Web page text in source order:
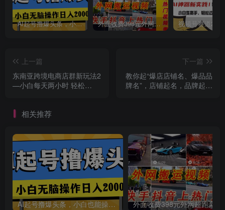
AI起号撸爆头条，小白也能操作，日入2000+ 外面收费398元外网超跑豪车汽车视频搬运至快手抖音上热门项目
上一篇
东南亚跨境电商店群新玩法2
—小白每天两小时 轻松
下一篇
教你起“爆店店铺名、爆品品
牌名”，店铺起名，品牌起名
相关推荐
AI起号撸爆头条，小白也能操作，日入2000+